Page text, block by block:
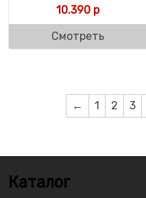
10.390 р
Смотреть
← 1 2 3
Каталог